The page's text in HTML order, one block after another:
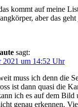
kommt auf meine
aber das
sagt:
2021 um 14:52 Uhr
muss ich denn die
ist dann quasi die
ich es auf dem Bild
genau erkennen.